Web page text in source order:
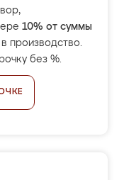
10% от суммы
производство.
без %.